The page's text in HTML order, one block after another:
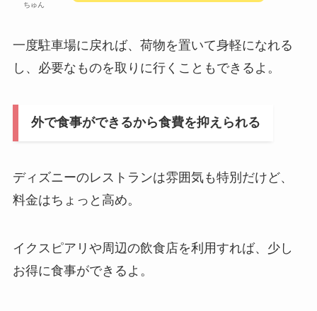
ちゅん
一度駐車場に戻れば、荷物を置いて身軽になれる
し、必要なものを取りに行くこともできるよ。
外で食事ができるから食費を抑えられる
ディズニーのレストランは雰囲気も特別だけど、
料金はちょっと高め。
イクスピアリや周辺の飲食店を利用すれば、少し
お得に食事ができるよ。